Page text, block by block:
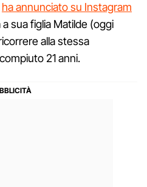
ha annunciato su Instagram
sua figlia Matilde (oggi
alla stessa
21 anni.